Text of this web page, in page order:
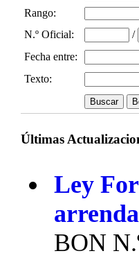
Rango:
N.º Oficial:
/
Fecha entre:
Texto:
Últimas
Ley
BON